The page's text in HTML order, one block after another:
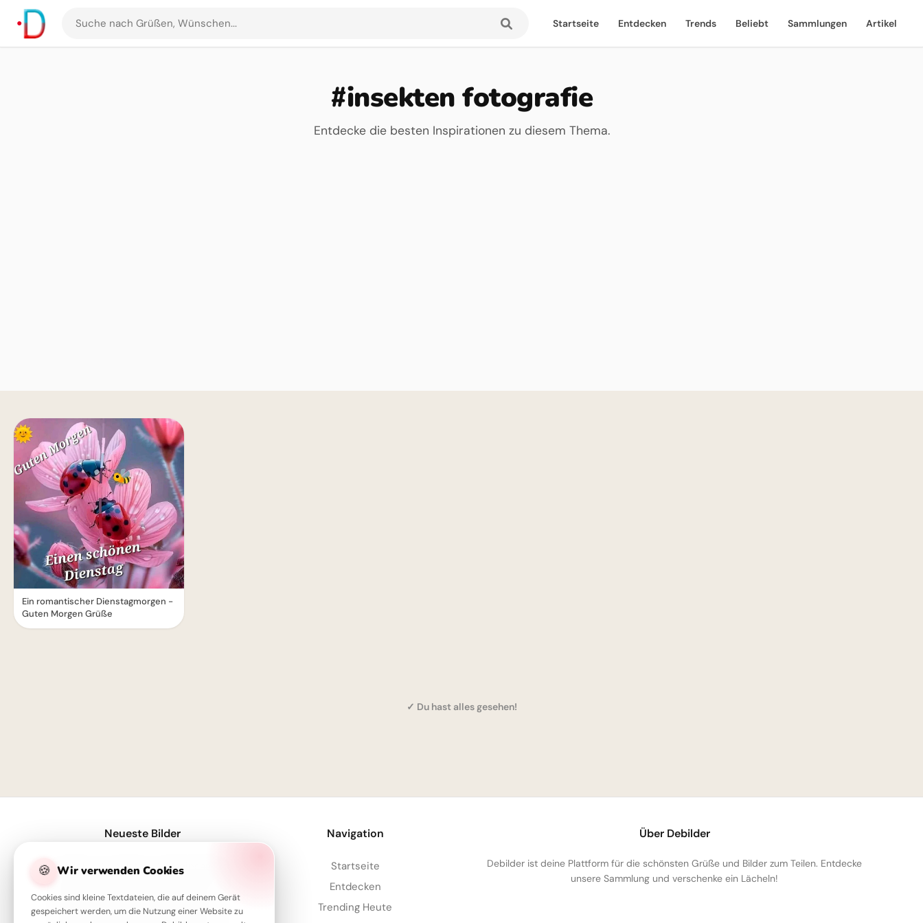
Suche
nach
Startseite Entdecken Trends Beliebt Sammlungen Artikel
#insekten fotografie
Entdecke die besten Inspirationen zu diesem Thema.
Ein romantischer Dienstagmorgen -
Guten Morgen Grüße
✓ Du hast alles gesehen!
🍪 Wir verwenden Cookies
Cookies sind kleine Textdateien, die auf deinem Gerät
gespeichert werden, um die Nutzung einer Website zu
Neueste Bilder
Herzliche Begrüßung: Spannender Lernstart für TikTok Clips
Navigation
Startseite
Entdecken
Trending Heute
Über Debilder
Debilder ist deine Plattform für die schönsten Grüße und Bilder zum Teilen. Entdecke
unsere Sammlung und verschenke ein Lächeln!